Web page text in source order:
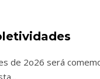
de 2o26 será
...